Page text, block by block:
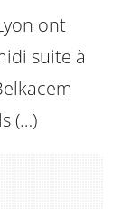
ont
suite à
(…)